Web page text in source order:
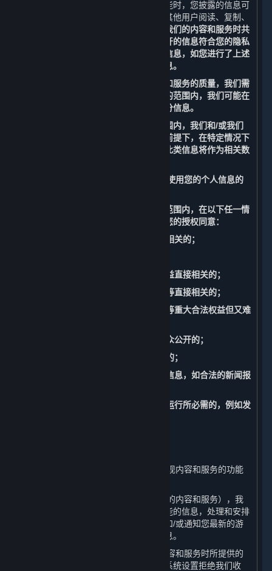
当您使用平台的社交功能、内容上传功能时，您披露的信息可
能会成为公开信息。这些信息可能会被其他用户阅读、复制、
请您谨慎考虑是否在使用我们的内容和服务时共
享甚至公开分享相关信息，以确保您公开的信息符合您的隐私
偏好。请勿上传、发布或分享任何个人信息，如您进行了上述
操作，我们将无法完全保护您的个人信息。
为改善您使用平台的体验以及提高内容和服务的质量，我们需
要合作伙伴的支持。为此，在法律允许的范围内，我们可能在
特定情况下委托我们的合作伙伴收集部分信息。
为保护您的个人信息，在法律允许的范围内，我们和/或我们
的合作伙伴也可能在不识别个人身份的前提下，在特定情况下
访问、收集、存储和使用部分信息，且此类信息将作为相关数
（三） 无需征得您的授权同意而收集和使用您的个人信息的
您充分理解并同意，我们在法律允许的范围内，在以下任一情
况下收集、使用您的个人信息无需征得您的授权同意：
1. 与我们履行适用法律法规规定的义务相关的；
3. 与公共安全、公共卫生、重大公共利益直接相关的；
4. 与刑事侦查、起诉、审判和判决执行等直接相关的；
5. 出于维护您或其他个人的生命、财产等重大合法权益但又难
6. 所涉及的个人信息是您自行向社会公众公开的；
7. 根据您的要求签订和履行合同所必需的；
8. 从合法公开披露的信息中收集的个人信息，如合法的新闻报
9. 维护所提供的内容和服务的安全稳定运行所必需的，例如发
（一） 我们会根据本政策的规定并为实现内容和服务的功能
（二） 根据收集的数据（包括您所订购的内容和服务），我
们会通知您有关更新或升级的服务和功能的信息，处理和安排
您所需的客户支持、技术咨询或问题，和/或通知您最新的游
戏更新、竞赛、促销信息、特殊活动信息。
（三） 请您注意，就您在使用我们的内容和服务时所提供的
所有个人信息，除非被您删除或您通过系统设置拒绝我们收